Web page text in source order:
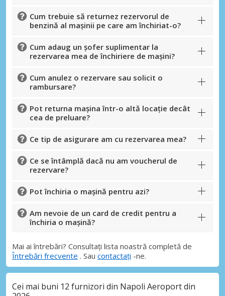
Cum trebuie să returnez rezervorul de
benzină al mașinii pe care am închiriat-o?
Cum adaug un șofer suplimentar la
rezervarea mea de închiriere de mașini?
Cum anulez o rezervare sau solicit o
rambursare?
Pot returna mașina într-o altă locație decât
cea de preluare?
Ce tip de asigurare am cu rezervarea mea?
Ce se întâmplă dacă nu am voucherul de
rezervare?
Pot închiria o mașină pentru azi?
Am nevoie de un card de credit pentru a
închiria o mașină?
Mai ai întrebări? Consultați lista noastră completă de
Întrebări frecvente . Sau contactați -ne.
Cei mai buni 12 furnizori din Napoli Aeroport din